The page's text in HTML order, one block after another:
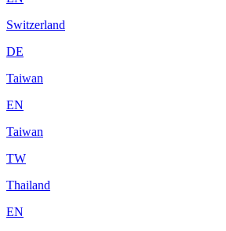
Switzerland
DE
Taiwan
EN
Taiwan
TW
Thailand
EN